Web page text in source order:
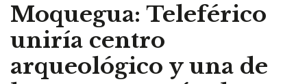
Moquegua: Teleférico
uniría centro
arqueológico y una de